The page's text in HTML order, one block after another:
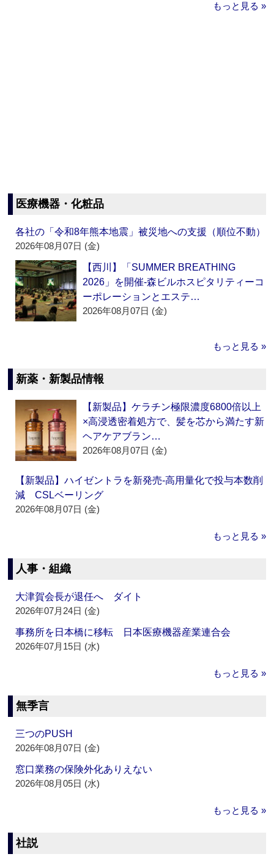
もっと見る »
医療機器・化粧品
各社の「令和8年熊本地震」被災地への支援（順位不動）
2026年08月07日 (金)
【西川】「SUMMER BREATHING
2026」を開催‐森ビルホスピタリティーコ
ーポレーションとエステ…
2026年08月07日 (金)
もっと見る »
新薬・新製品情報
【新製品】ケラチン極限濃度6800倍以上
×高浸透密着処方で、髪を芯から満たす新
ヘアケアブラン…
2026年08月07日 (金)
【新製品】ハイゼントラを新発売‐高用量化で投与本数削
減 CSLベーリング
2026年08月07日 (金)
もっと見る »
人事・組織
大津賀会長が退任へ ダイト
2026年07月24日 (金)
事務所を日本橋に移転 日本医療機器産業連合会
2026年07月15日 (水)
もっと見る »
無季言
三つのPUSH
2026年08月07日 (金)
窓口業務の保険外化ありえない
2026年08月05日 (水)
もっと見る »
社説